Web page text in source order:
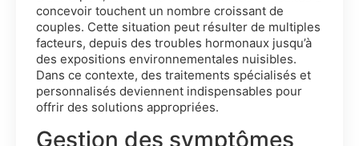
concevoir touchent un nombre croissant de
couples. Cette situation peut résulter de multiples
facteurs, depuis des troubles hormonaux jusqu’à
des expositions environnementales nuisibles.
Dans ce contexte, des traitements spécialisés et
personnalisés deviennent indispensables pour
offrir des solutions appropriées.
Gestion des symptômes